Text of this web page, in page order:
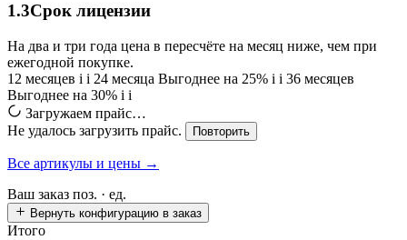
1.3Срок лицензии
На два и три года цена в пересчёте на месяц ниже, чем при
ежегодной покупке.
12 месяцев i i 24 месяца Выгоднее на 25% i i 36 месяцев
Выгоднее на 30% i i
Загружаем прайс…
Не удалось загрузить прайс.
Повторить
Все артикулы и цены →
Ваш заказ поз. · ед.
Вернуть конфигурацию в заказ
Итого